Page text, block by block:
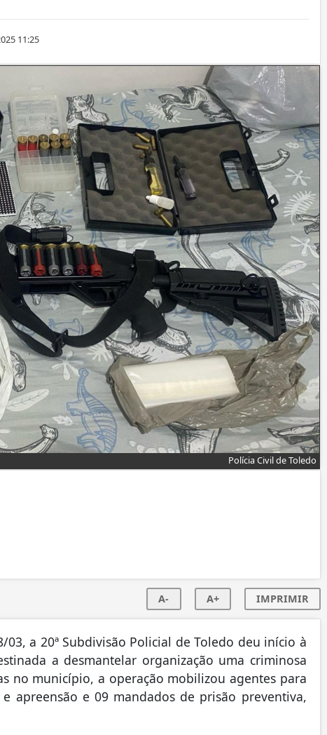
11:25
Polícia Civil de Toledo
A- A+ IMPRIMIR
a 20ª Subdivisão Policial de Toledo deu início à
a desmantelar organização uma criminosa
no município, a operação mobilizou agentes para
apreensão e 09 mandados de prisão preventiva,